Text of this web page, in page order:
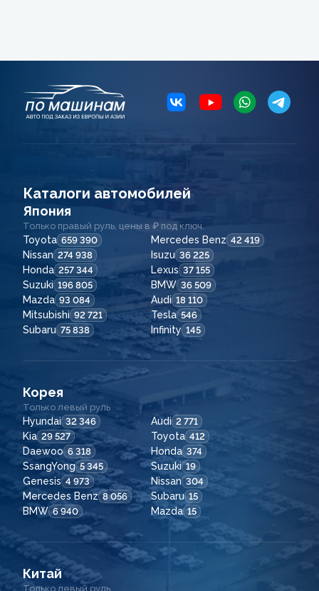
Каталоги автомобилей
Япония
Только правый руль, цены в ₽ под ключ.
Toyota 659 390 Mercedes Benz 42 419
Nissan 274 938 Isuzu 36 225
Honda 257 344 Lexus 37 155
Suzuki 196 805 BMW 36 509
Mazda 93 084 Audi 18 110
Mitsubishi 92 721 Tesla 546
Subaru 75 838 Infinity 145
Корея
Только левый руль
Hyundai 32 346 Audi 2 771
Kia 29 527 Toyota 412
Daewoo 6 318 Honda 374
SsangYong 5 345 Suzuki 19
Genesis 4 973 Nissan 304
Mercedes Benz 8 056 Subaru 15
BMW 6 940 Mazda 15
Китай
Только левый руль